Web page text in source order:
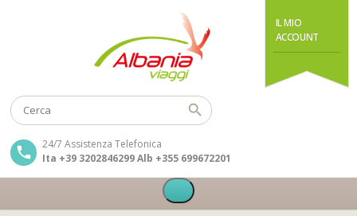
IL MIO
ACCOUNT
24/7 Assistenza Telefonica
Ita +39 3202846299 Alb +355 699672201